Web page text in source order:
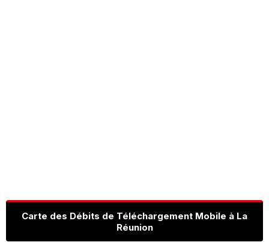
Carte des Débits de Téléchargement Mobile à La
Réunion